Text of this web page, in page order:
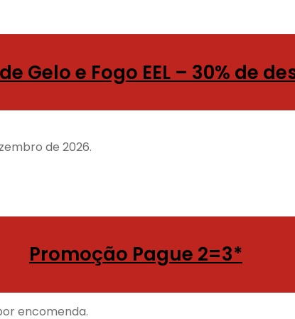
Gelo e Fogo EEL – 30% de
de 2026.
Promoção Pague 2=3*
encomenda.